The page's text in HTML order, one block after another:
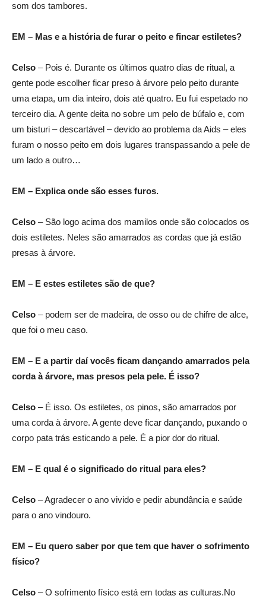
som dos tambores.
EM – Mas e a história de furar o peito e fincar estiletes?
Celso – Pois é. Durante os últimos quatro dias de ritual, a
gente pode escolher ficar preso à árvore pelo peito durante
uma etapa, um dia inteiro, dois até quatro. Eu fui espetado no
terceiro dia. A gente deita no sobre um pelo de búfalo e, com
um bisturi – descartável – devido ao problema da Aids – eles
furam o nosso peito em dois lugares transpassando a pele de
um lado a outro…
EM – Explica onde são esses furos.
Celso – São logo acima dos mamilos onde são colocados os
dois estiletes. Neles são amarrados as cordas que já estão
presas à árvore.
EM – E estes estiletes são de que?
Celso – podem ser de madeira, de osso ou de chifre de alce,
que foi o meu caso.
EM – E a partir daí vocês ficam dançando amarrados pela
corda à árvore, mas presos pela pele. É isso?
Celso – É isso. Os estiletes, os pinos, são amarrados por
uma corda à árvore. A gente deve ficar dançando, puxando o
corpo pata trás esticando a pele. É a pior dor do ritual.
EM – E qual é o significado do ritual para eles?
Celso – Agradecer o ano vivido e pedir abundância e saúde
para o ano vindouro.
EM – Eu quero saber por que tem que haver o sofrimento
físico?
Celso – O sofrimento físico está em todas as culturas.No